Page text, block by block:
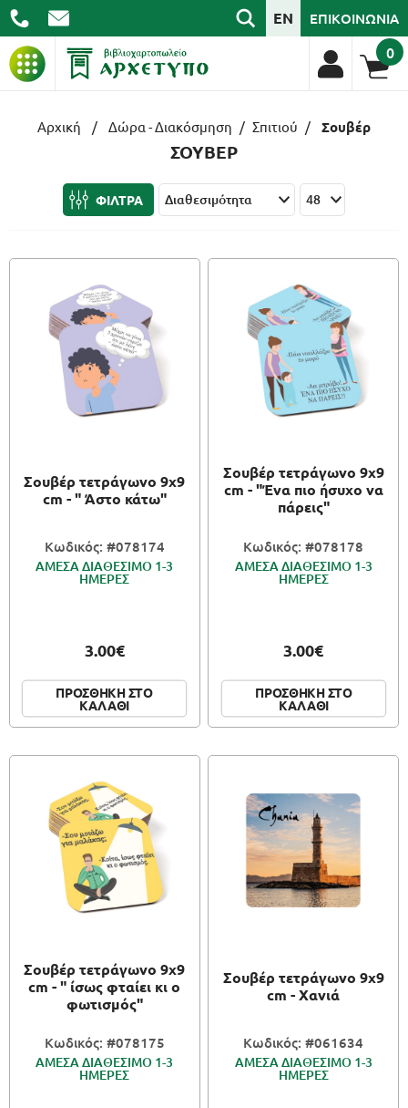
ΒΙΒΛΙΑ
ΣΧΟΛΙΚΑ
ΕΙΔΗ ΓΡΑΦΕΙΟΥ
ΤΕΧΝΟΛΟΓΙΑ
ΕΠΑΓΓΕΛΜΑΤΙΚΑ
ΔΩΡΑ - ΔΙΑΚΟΣΜΗΣΗ
ΚΑΛΛΙΤΕΧΝΙΚΑ
EN ΕΠΙΚΟΙΝΩΝΙΑ
0
Αρχική / Δώρα - Διακόσμηση / Σπιτιού / Σουβέρ
ΣΟΥΒΕΡ
ΦΙΛΤΡΑ
Σουβέρ τετράγωνο 9x9
cm - " Άστο κάτω"
Κωδικός: #078174
ΑΜΕΣΑ ΔΙΑΘΕΣΙΜΟ 1-3
ΗΜΕΡΕΣ
3.00€
ΠΡΟΣΘΗΚΗ ΣΤΟ
ΚΑΛΑΘΙ
Σουβέρ τετράγωνο 9x9
cm - "Ένα πιο ήσυχο να
πάρεις"
Κωδικός: #078178
ΑΜΕΣΑ ΔΙΑΘΕΣΙΜΟ 1-3
ΗΜΕΡΕΣ
3.00€
ΠΡΟΣΘΗΚΗ ΣΤΟ
ΚΑΛΑΘΙ
Σουβέρ τετράγωνο 9x9
cm - " ίσως φταίει κι ο
φωτισμός"
Κωδικός: #078175
ΑΜΕΣΑ ΔΙΑΘΕΣΙΜΟ 1-3
ΗΜΕΡΕΣ
Σουβέρ τετράγωνο 9x9
cm - Χανιά
Κωδικός: #061634
ΑΜΕΣΑ ΔΙΑΘΕΣΙΜΟ 1-3
ΗΜΕΡΕΣ